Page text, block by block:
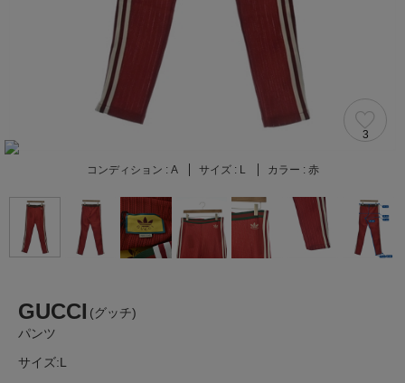
3
コンディション : A サイズ : L カラー : 赤
GUCCI (グッチ)
パンツ
サイズ:L